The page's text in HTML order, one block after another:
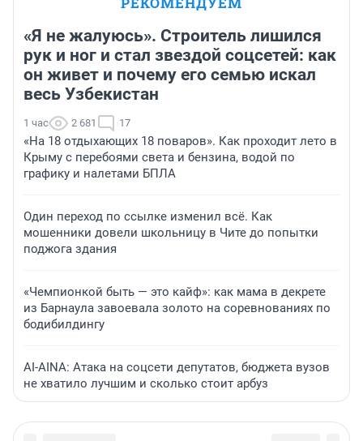
«Я не жалуюсь». Строитель лишился
рук и ног и стал звездой соцсетей: как
он живет и почему его семью искал
весь Узбекистан
1 час 2 681 17
«На 18 отдыхающих 18 поваров». Как проходит лето в
Крыму с перебоями света и бензина, водой по
графику и налетами БПЛА
Один переход по ссылке изменил всё. Как
мошенники довели школьницу в Чите до попытки
поджога здания
«Чемпионкой быть — это кайф»: как мама в декрете
из Барнаула завоевала золото на соревнованиях по
бодибилдингу
AI-AINA: Атака на соцсети депутатов, бюджета вузов
не хватило лучшим и сколько стоит арбуз